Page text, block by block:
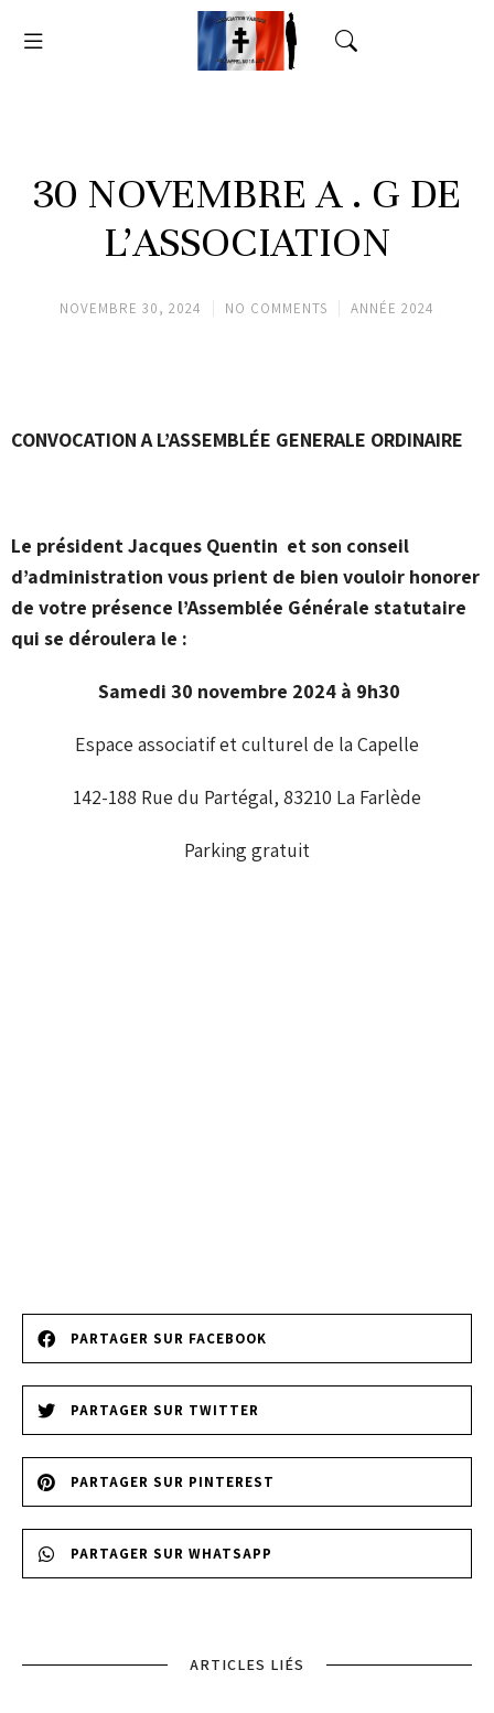
30 NOVEMBRE A . G DE
L’ASSOCIATION
NOVEMBRE 30, 2024 NO COMMENTS ANNÉE 2024
CONVOCATION A L’ASSEMBLÉE GENERALE ORDINAIRE
Le président Jacques Quentin et son conseil
d’administration vous prient de bien vouloir honorer
de votre présence l’Assemblée Générale statutaire
qui se déroulera le :
Samedi 30 novembre 2024 à 9h30
Espace associatif et culturel de la Capelle
142-188 Rue du Partégal, 83210 La Farlède
Parking gratuit
PARTAGER SUR FACEBOOK
PARTAGER SUR TWITTER
PARTAGER SUR PINTEREST
PARTAGER SUR WHATSAPP
ARTICLES LIÉS